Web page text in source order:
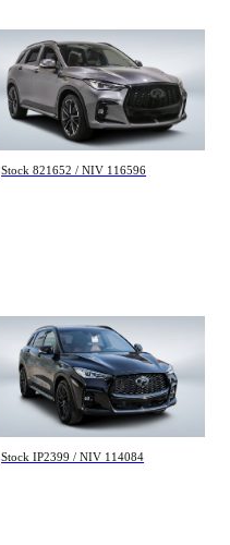
Infiniti QX50
SPORT 2023
99 896 km
28 998 $
Stock 821652 / NIV 116596
Infiniti QX50
SPORT 2025
9 000 km
44 995 $
Stock IP2399 / NIV 114084